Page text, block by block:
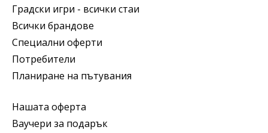
Градски игри - всички стаи
Всички брандове
Специални оферти
Потребители
Планиране на пътувания
Нашата оферта
Ваучери за подарък